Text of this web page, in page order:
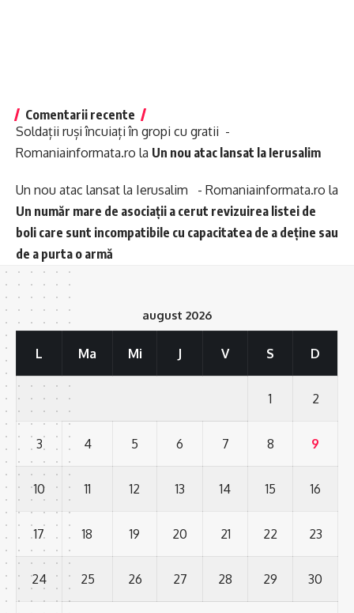
Comentarii recente
Soldații ruși încuiați în gropi cu gratii -
Romaniainformata.ro la Un nou atac lansat la Ierusalim
Un nou atac lansat la Ierusalim - Romaniainformata.ro la
Un număr mare de asociații a cerut revizuirea listei de
boli care sunt incompatibile cu capacitatea de a deține sau
de a purta o armă
august 2026
L Ma Mi J V S D
1 2
3 4 5 6 7 8 9
10 11 12 13 14 15 16
17 18 19 20 21 22 23
24 25 26 27 28 29 30